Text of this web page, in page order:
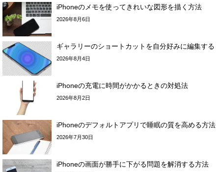
iPhoneのメモを使ってきれいな図形を描く方法
2026年8月6日
ギャラリーのショートカットを自分好みに編集する
2026年8月4日
iPhoneの充電に時間がかかるときの対処法
2026年8月2日
iPhoneのデフォルトアプリで睡眠の質を高める方法
2026年7月30日
iPhoneの画面が勝手に下がる問題を解消する方法